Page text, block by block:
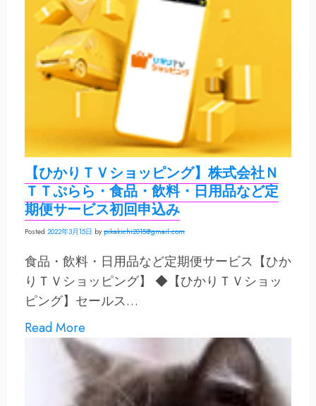
【ひかりＴＶショッピング】株式会社Ｎ
ＴＴぷらら・食品・飲料・日用品など定
期便サービス初回申込み
Posted 2022年3月15日 bypikakichi2015@gmail.com
食品・飲料・日用品など定期便サービス【ひか
りＴＶショッピング】 ◆【ひかりＴＶショッ
ピング】セールス…
Read More